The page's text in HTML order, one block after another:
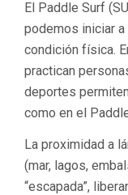
El Paddle Surf
podemos iniciar
condición física.
practican
deportes
como en el
La proximidad a
(mar, lagos,
“escapada”,